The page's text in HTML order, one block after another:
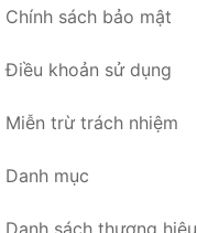
Chính sách bảo mật
Điều khoản sử dụng
Miễn trừ trách nhiệm
Danh mục